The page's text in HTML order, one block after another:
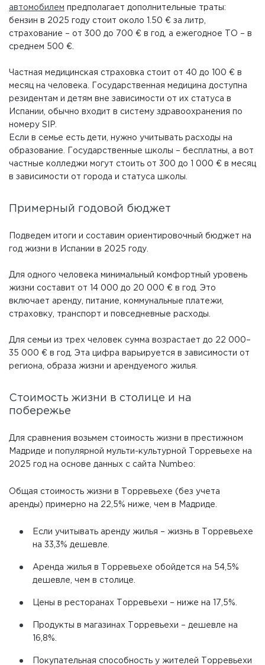
автомобилем предполагает дополнительные траты:
бензин в 2025 году стоит около 1.50 € за литр,
страхование – от 300 до 700 € в год, а ежегодное ТО – в
среднем 500 €.
Частная медицинская страховка стоит от 40 до 100 € в
месяц на человека. Государственная медицина доступна
резидентам и детям вне зависимости от их статуса в
Испании, обычно входит в систему здравоохранения по
номеру SIP.
Если в семье есть дети, нужно учитывать расходы на
образование. Государственные школы – бесплатны, а вот
частные колледжи могут стоить от 300 до 1 000 € в месяц
в зависимости от города и статуса школы.
Примерный годовой бюджет
Подведем итоги и составим ориентировочный бюджет на
год жизни в Испании в 2025 году.
Для одного человека минимальный комфортный уровень
жизни составит от 14 000 до 20 000 € в год. Это
включает аренду, питание, коммунальные платежи,
страховку, транспорт и повседневные расходы.
Для семьи из трех человек сумма возрастает до 22 000–
35 000 € в год. Эта цифра варьируется в зависимости от
региона, образа жизни и арендуемого жилья.
Стоимость жизни в столице и на
побережье
Для сравнения возьмем стоимость жизни в престижном
Мадриде и популярной мульти-культурной Торревьехе на
2025 год на основе данных с сайта Numbeo:
Общая стоимость жизни в Торревьехе (без учета
аренды) примерно на 22,5% ниже, чем в Мадриде.
Если учитывать аренду жилья – жизнь в Торревьехе
на 33,3% дешевле.
Аренда жилья в Торревьехе обойдется на 54,5%
дешевле, чем в столице.
Цены в ресторанах Торревьехи – ниже на 17,5%.
Продукты в магазинах Торревьехи – дешевле на
16,8%.
Покупательная способность у жителей Торревьехи